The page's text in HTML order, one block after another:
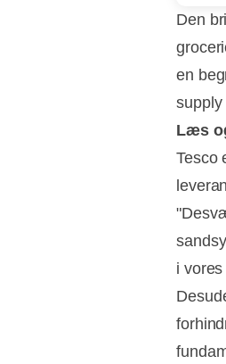
Den
en
supply
Læs
Tesco
i vores